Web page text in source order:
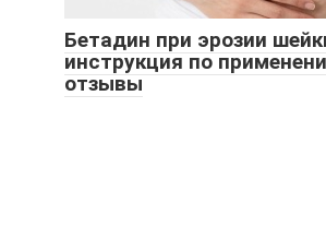
Бетадин при эрозии
инструкция по
отзывы